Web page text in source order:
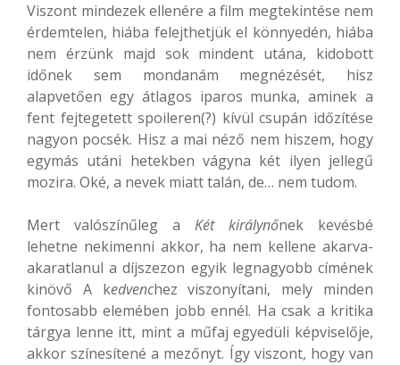
Viszont mindezek ellenére a film megtekintése nem
érdemtelen, hiába felejthetjük el könnyedén, hiába
nem érzünk majd sok mindent utána, kidobott
időnek sem mondanám megnézését, hisz
alapvetően egy átlagos iparos munka, aminek a
fent fejtegetett spoileren(?) kívül csupán időzítése
nagyon pocsék. Hisz a mai néző nem hiszem, hogy
egymás utáni hetekben vágyna két ilyen jellegű
mozira. Oké, a nevek miatt talán, de… nem tudom.
Mert valószínűleg a Két királynőnek kevésbé
lehetne nekimenni akkor, ha nem kellene akarva-
akaratlanul a díjszezon egyik legnagyobb címének
kinövő A kedvenchez viszonyítani, mely minden
fontosabb elemében jobb ennél. Ha csak a kritika
tárgya lenne itt, mint a műfaj egyedüli képviselője,
akkor színesítené a mezőnyt. Így viszont, hogy van